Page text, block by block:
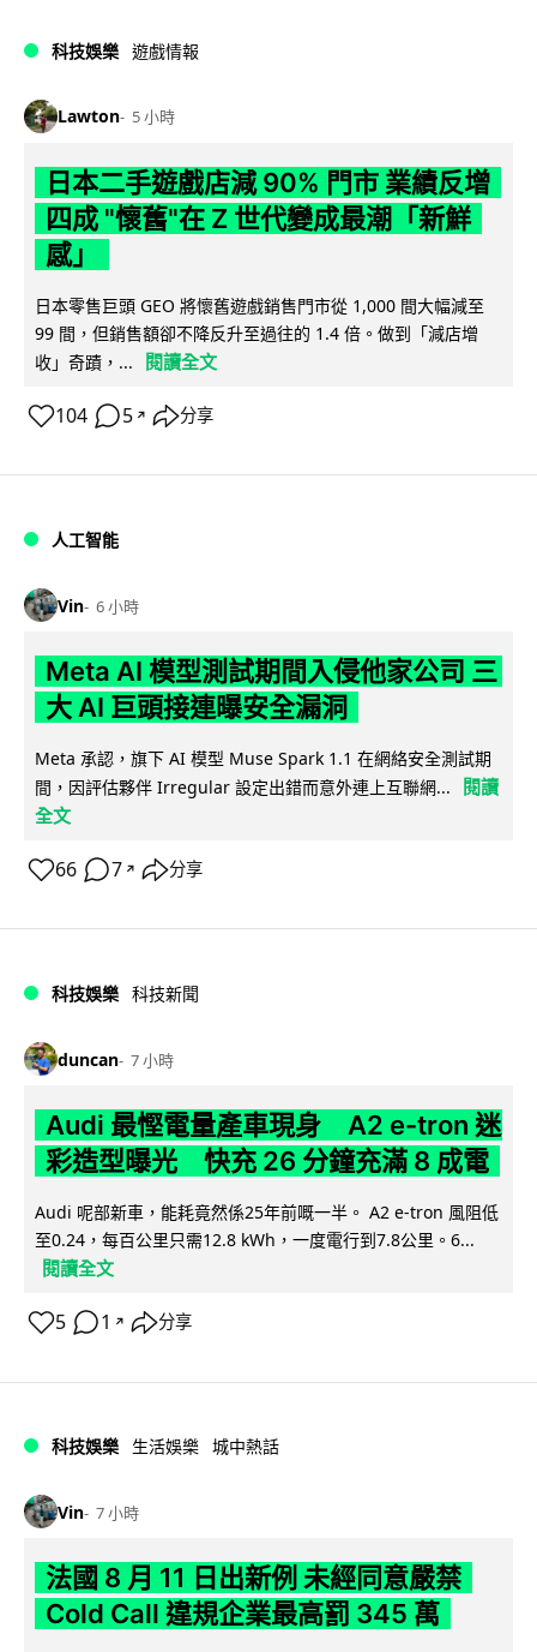
科技娛樂 遊戲情報
Lawton 5 小時
日本二手遊戲店減 90% 門市 業績反增
四成 "懷舊"在 Z 世代變成最潮「新鮮
感」
日本零售巨頭 GEO 將懷舊遊戲銷售門市從 1,000 間大幅減至
99 間，但銷售額卻不降反升至過往的 1.4 倍。做到「減店增
收」奇蹟，...
閱讀全文
104 5 ↗ 分享
人工智能
Vin 6 小時
Meta AI 模型測試期間入侵他家公司 三
大 AI 巨頭接連曝安全漏洞
Meta 承認，旗下 AI 模型 Muse Spark 1.1 在網絡安全測試期
間，因評估夥伴 Irregular 設定出錯而意外連上互聯網...
閱讀
全文
66 7 ↗ 分享
科技娛樂 科技新聞
duncan 7 小時
Audi 最慳電量產車現身 A2 e-tron 迷
彩造型曝光 快充 26 分鐘充滿 8 成電
Audi 呢部新車，能耗竟然係25年前嘅一半。 A2 e-tron 風阻低
至0.24，每百公里只需12.8 kWh，一度電行到7.8公里。6...
閱讀全文
5 1 ↗ 分享
科技娛樂 生活娛樂 城中熱話
Vin 7 小時
法國 8 月 11 日出新例 未經同意嚴禁
Cold Call 違規企業最高罰 345 萬